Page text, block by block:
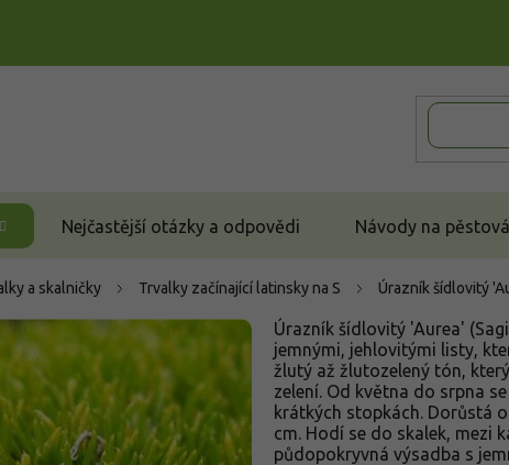
Nejčastější otázky a odpovědi Návody na
a skalničky Trvalky začínající latinsky na S Úrazník šídlovitý
Úrazník šídlovitý 'Aurea'
jemnými, jehlovitými listy,
žlutý až žlutozelený tón,
zelení. Od května do srpna
krátkých stopkách. Dorůstá
cm. Hodí se do skalek, mezi
půdopokryvná výsadba s